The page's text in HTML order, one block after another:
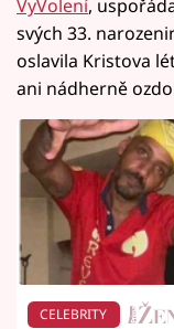
VyVolení,
svých 33.
oslavila Kristova
ani nádherně
CELEBRITY